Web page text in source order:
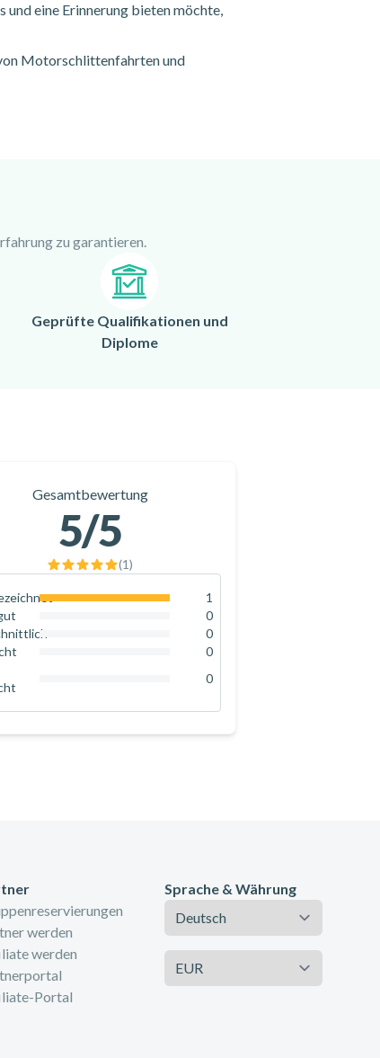
und eine Erinnerung bieten möchte,
Motorschlittenfahrten und
zu garantieren.
Geprüfte Qualifikationen und
Diplome
Gesamtbewertung
5/5
(1)
1
0
0
0
0
0
werden
werden
Portal
Sprache & Währung
Sprache
Währung